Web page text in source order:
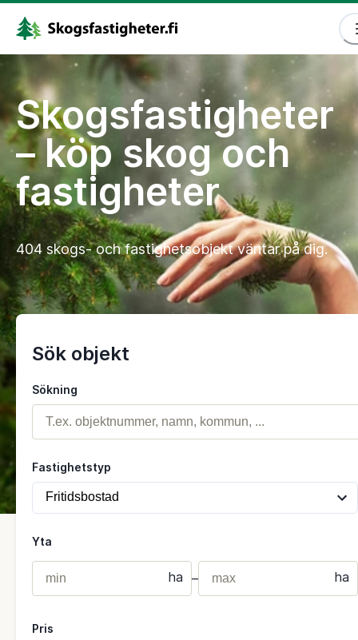
Skogsfastigheter
– köp skog och
fastigheter
404 skogs- och fastighetsobjekt väntar på dig.
Sök objekt
Sökning
Fastighetstyp
Yta
ha – ha
Pris